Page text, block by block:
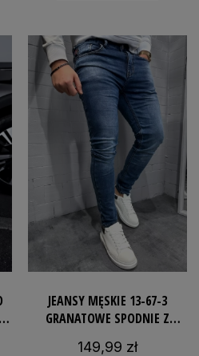
JEANSY MĘSKIE 13-67-3
GRANATOWE SPODNIE Z
149,99 zł